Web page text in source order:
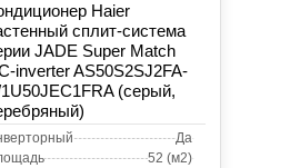
Haier
сплит-система
JADE Super Match
inverter AS50S2SJ2FA-
(серый,
Да
52 (м2)